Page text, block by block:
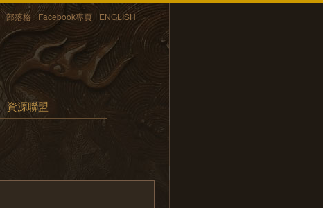
部落格 Facebook專頁 ENGLISH
資源聯盟